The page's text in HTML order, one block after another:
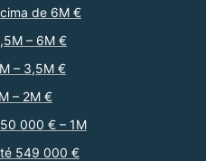
de 6M €
– 6M €
– 3,5M €
– 2M €
000 € – 1M
549 000 €